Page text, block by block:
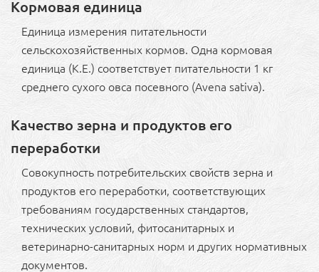
Кормовая единица
Единица измерения питательности
сельскохозяйственных кормов. Одна кормовая
единица (К.Е.) соответствует питательности 1 кг
среднего сухого овса посевного (Avena sativa).
Качество зерна и продуктов его
переработки
Совокупность потребительских свойств зерна и
продуктов его переработки, соответствующих
требованиям государственных стандартов,
технических условий, фитосанитарных и
ветеринарно-санитарных норм и других нормативных
документов.